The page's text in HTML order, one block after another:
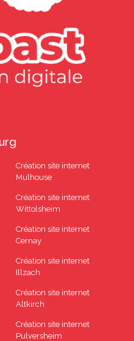
Création site internet
Mulhouse
Création site internet
Wittolsheim
Création site internet
Cernay
Création site internet
Illzach
Création site internet
Altkirch
Création site internet
Pulversheim